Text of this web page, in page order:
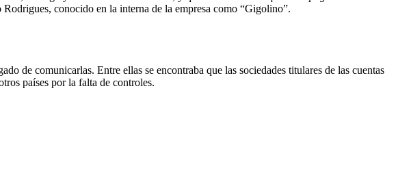
conocido en la interna de la empresa como “Gigolino”.
de comunicarlas. Entre ellas se encontraba que las sociedades titulares de las cuentas
países por la falta de controles.